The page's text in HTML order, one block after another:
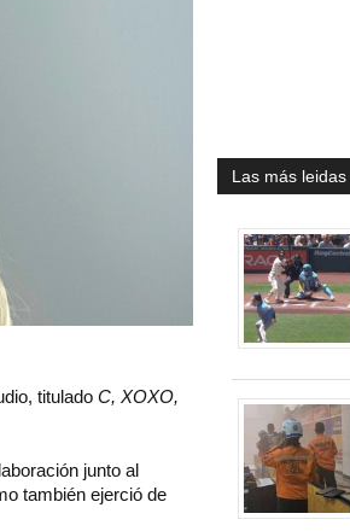
titulado C, XOXO,
junto al
también ejerció de
Las más leidas